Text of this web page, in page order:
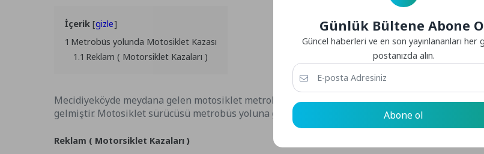
İçerik gizle
1 Metrobüs yolunda Motosiklet Kazası
1.1 Reklam ( Motorsiklet Kazaları )
Mecidiyeköyde meydana gelen motosiklet metrobüs kazası akşam saatleri 21:00 sıralarında
gelmiştir. Motosiklet sürücüsü metrobüs yoluna girerek kazaya sebebiyet vermiştir,
Reklam ( Motorsiklet Kazaları )
Günlük Bültene Abone
Güncel haberleri ve en son yayınlananları her
postanızda alın.
Abone ol